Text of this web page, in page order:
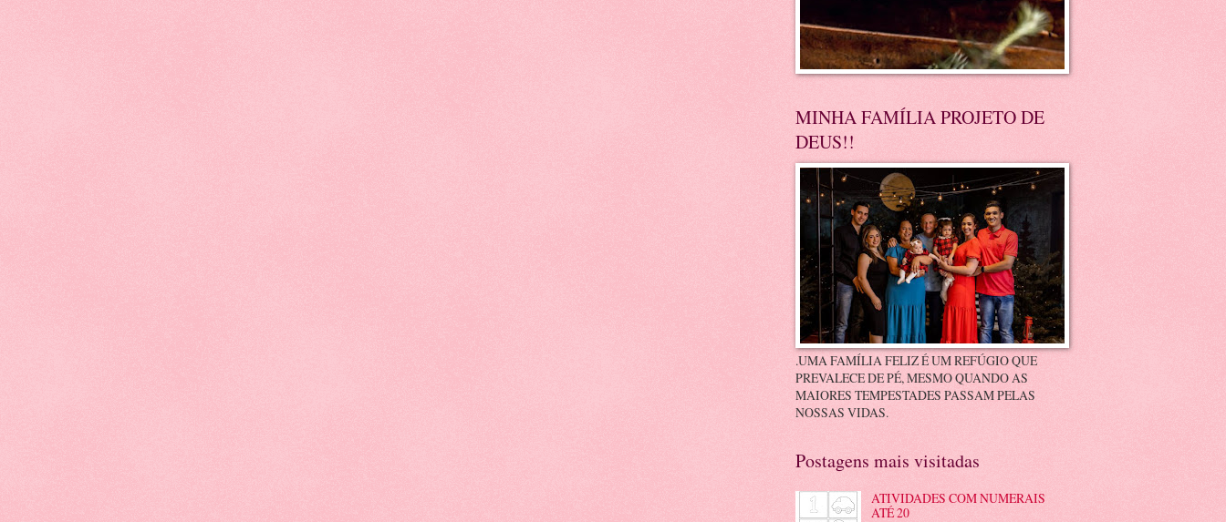
MINHA FAMÍLIA PROJETO DE
DEUS!!
.UMA FAMÍLIA FELIZ É UM REFÚGIO QUE
PREVALECE DE PÉ, MESMO QUANDO AS
MAIORES TEMPESTADES PASSAM PELAS
NOSSAS VIDAS.
Postagens mais visitadas
ATIVIDADES COM NUMERAIS
ATÉ 20